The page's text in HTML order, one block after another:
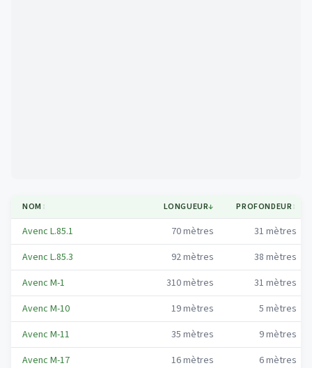
NOM ↕ LONGUEUR↓ PROFONDEUR↕
Avenc L.85.1 70mètres 31 mètres
Avenc L.85.3
92mètres 38 mètres
Avenc M-1
310mètres 31 mètres
Avenc M-10
19mètres 5 mètres
Avenc M-11
35 mètres 9mètres
Avenc M-17
16mètres 6mètres